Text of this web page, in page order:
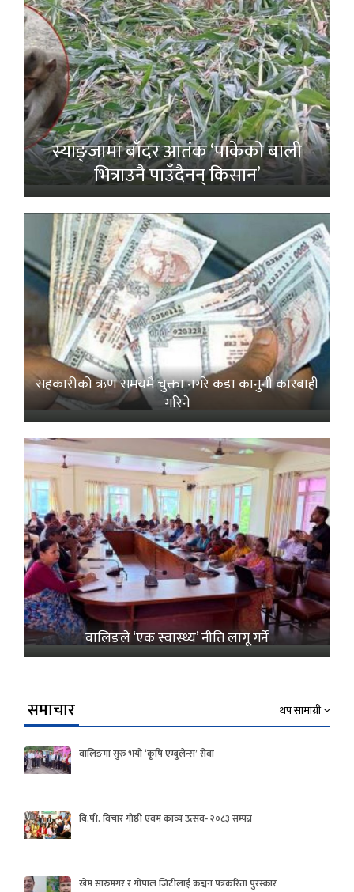
स्याङ्जामा बाँदर आतंक ‘पाकेको बाली
भित्राउनै पाउँदैनन् किसान’
सहकारीको ऋण समयमै चुक्ता नगरे कडा कानुनी कारबाही
गरिने
वालिङले ‘एक स्वास्थ्य’ नीति लागू गर्ने
समाचार थप सामाग्री
वालिङमा सुरु भयो ‘कृषि एम्बुलेन्स’ सेवा
बि.पी. विचार गोष्ठी एवम काव्य उत्सव- २०८३ सम्पन्न
खेम सारुमगर र गोपाल जिटीलाई कञ्चन पत्रकरिता पुरस्कार